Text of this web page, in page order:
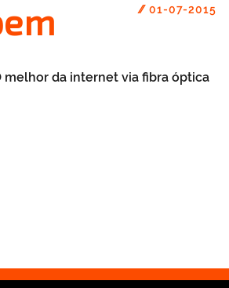
// 01-07-2015
melhor da internet via fibra óptica